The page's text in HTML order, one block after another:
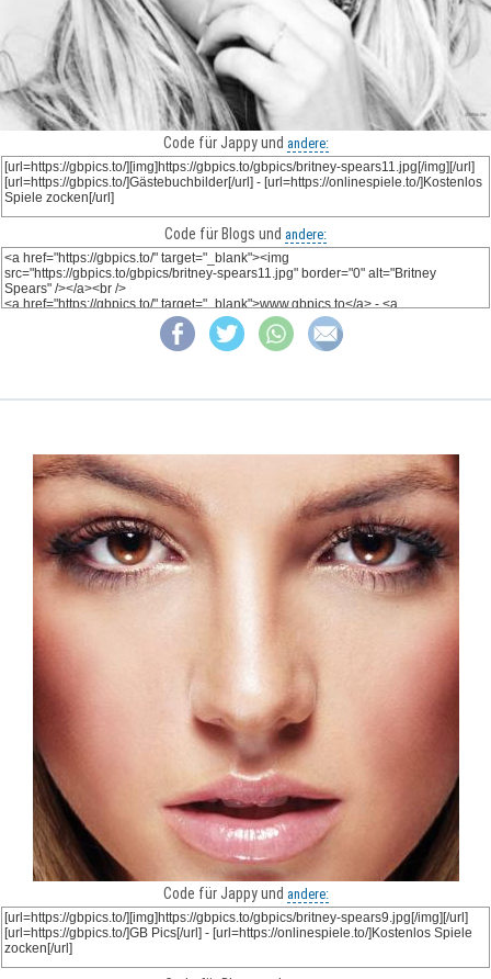
Code für Jappy und andere:
Code für Blogs und andere:
Code für Jappy und andere: